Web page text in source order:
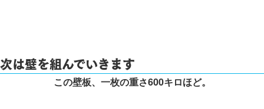
次は壁を組んでいきます
この壁板、一枚の重さ600キロほど。